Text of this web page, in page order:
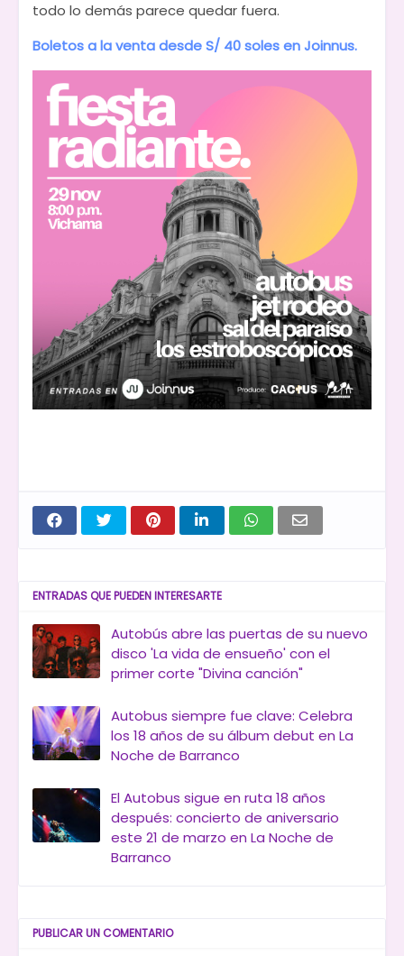
todo lo demás parece quedar fuera.
Boletos a la venta desde S/ 40 soles en Joinnus.
ENTRADAS QUE PUEDEN INTERESARTE
Autobús abre las puertas de su nuevo
disco 'La vida de ensueño' con el
primer corte "Divina canción"
Autobus siempre fue clave: Celebra
los 18 años de su álbum debut en La
Noche de Barranco
El Autobus sigue en ruta 18 años
después: concierto de aniversario
este 21 de marzo en La Noche de
Barranco
PUBLICAR UN COMENTARIO